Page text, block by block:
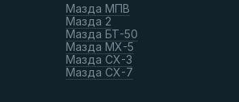
Мазда МПВ
Мазда 2
Мазда БТ-50
Мазда МХ-5
Мазда СХ-3
Мазда СХ-7